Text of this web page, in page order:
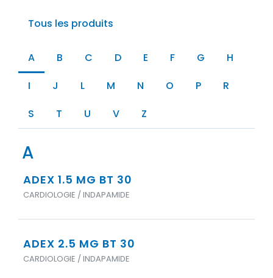
Tous les produits
A B C D E F G
H
I
J L M N O P
R
S
T U V Z
A
ADEX 1.5 MG BT 30
CARDIOLOGIE / INDAPAMIDE
ADEX 2.5 MG BT 30
CARDIOLOGIE / INDAPAMIDE